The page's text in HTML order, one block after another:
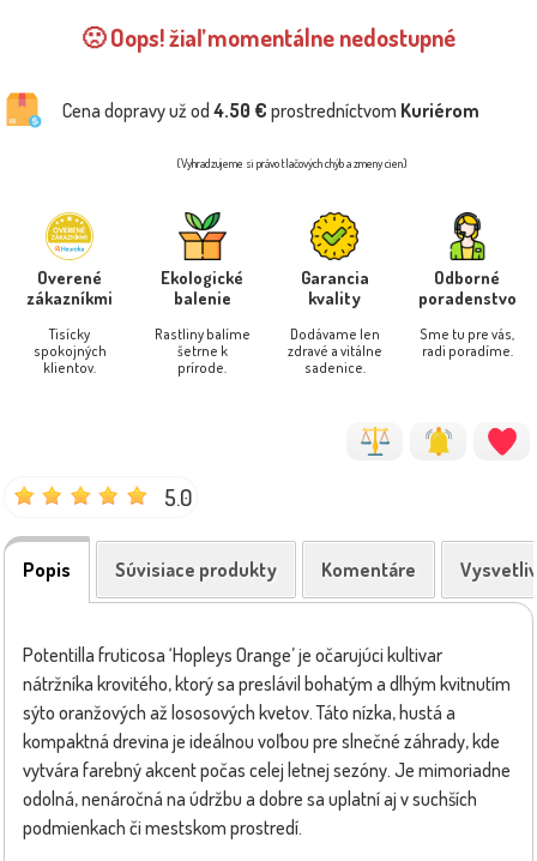
🙁 Oops! žiaľ momentálne nedostupné
Cena dopravy už od 4.50 € prostredníctvom Kuriérom
(Vyhradzujeme si právo tlačových chýb a zmeny cien)
Overené
zákazníkmi
Tisícky
spokojných
klientov.
Ekologické
balenie
Rastliny balíme
šetrne k
prírode.
Garancia
kvality
Dodávame len
zdravé a vitálne
sadenice.
Odborné
poradenstvo
Sme tu pre vás,
radi poradíme.
5.0
Popis Súvisiace produkty Komentáre
Potentilla fruticosa ‘Hopleys Orange’ je očarujúci kultivar
nátržníka krovitého, ktorý sa preslávil bohatým a dlhým kvitnutím
sýto oranžových až lososových kvetov. Táto nízka, hustá a
kompaktná drevina je ideálnou voľbou pre slnečné záhrady, kde
vytvára farebný akcent počas celej letnej sezóny. Je mimoriadne
odolná, nenáročná na údržbu a dobre sa uplatní aj v suchších
podmienkach či mestskom prostredí.